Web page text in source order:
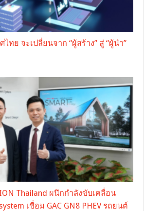
ทย จะเปลี่ยนจาก “ผู้สร้าง” สู่ “ผู้นำ”
Thailand ผนึกกำลังขับเคลื่อน
เชื่อม GAC GN8 PHEV รถยนต์